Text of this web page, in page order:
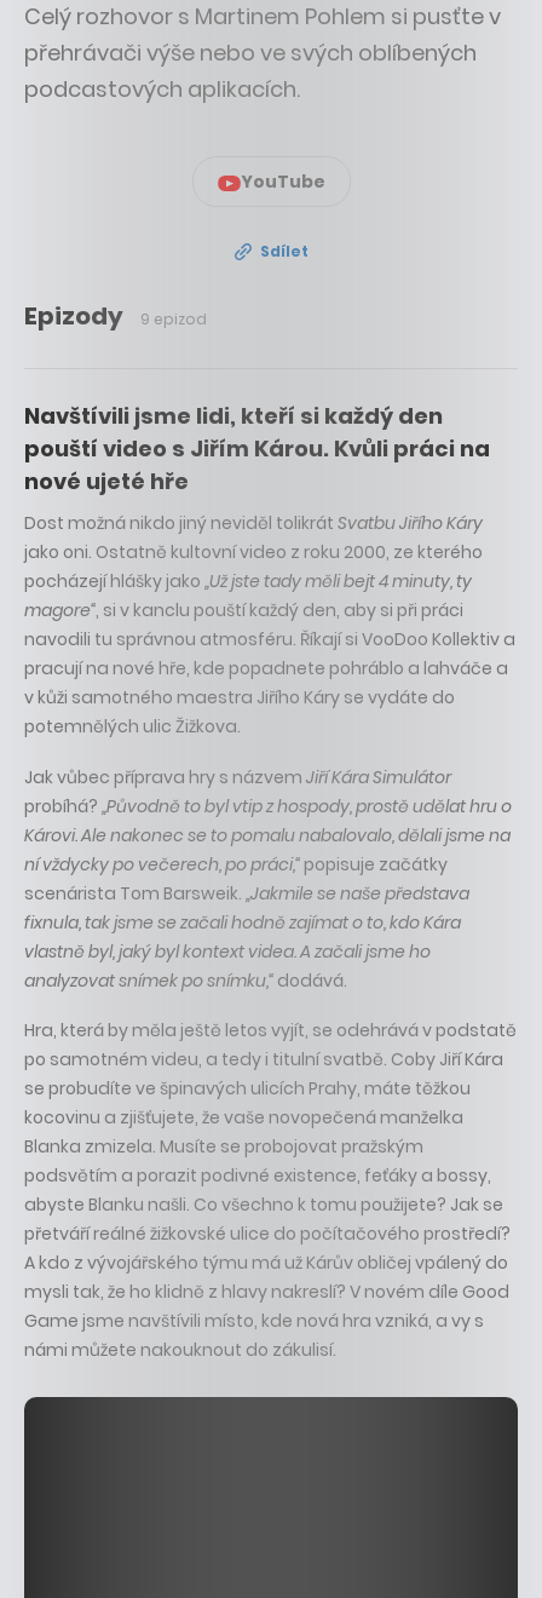
Celý rozhovor s Martinem Pohlem si pusťte v
přehrávači výše nebo ve svých oblíbených
podcastových aplikacích.
YouTube
Sdílet
Epizody 9 epizod
Navštívili jsme lidi, kteří si každý den
pouští video s Jiřím Károu. Kvůli práci na
nové ujeté hře
Dost možná nikdo jiný neviděl tolikrát Svatbu Jiřího Káry
jako oni. Ostatně kultovní video z roku 2000, ze kterého
pocházejí hlášky jako „Už jste tady měli bejt 4 minuty, ty
magore“, si v kanclu pouští každý den, aby si při práci
navodili tu správnou atmosféru. Říkají si VooDoo Kollektiv a
pracují na nové hře, kde popadnete pohráblo a lahváče a
v kůži samotného maestra Jiřího Káry se vydáte do
potemnělých ulic Žižkova.
Jak vůbec příprava hry s názvem Jiří Kára Simulátor
probíhá? „Původně to byl vtip z hospody, prostě udělat hru o
Károvi. Ale nakonec se to pomalu nabalovalo, dělali jsme na
ní vždycky po večerech, po práci,“ popisuje začátky
scenárista Tom Barsweik. „Jakmile se naše představa
fixnula, tak jsme se začali hodně zajímat o to, kdo Kára
vlastně byl, jaký byl kontext videa. A začali jsme ho
analyzovat snímek po snímku,“ dodává.
Hra, která by měla ještě letos vyjít, se odehrává v podstatě
po samotném videu, a tedy i titulní svatbě. Coby Jiří Kára
se probudíte ve špinavých ulicích Prahy, máte těžkou
kocovinu a zjišťujete, že vaše novopečená manželka
Blanka zmizela. Musíte se probojovat pražským
podsvětím a porazit podivné existence, feťáky a bossy,
abyste Blanku našli. Co všechno k tomu použijete? Jak se
přetváří reálné žižkovské ulice do počítačového prostředí?
A kdo z vývojářského týmu má už Kárův obličej vpálený do
mysli tak, že ho klidně z hlavy nakreslí? V novém díle Good
Game jsme navštívili místo, kde nová hra vzniká, a vy s
námi můžete nakouknout do zákulisí.